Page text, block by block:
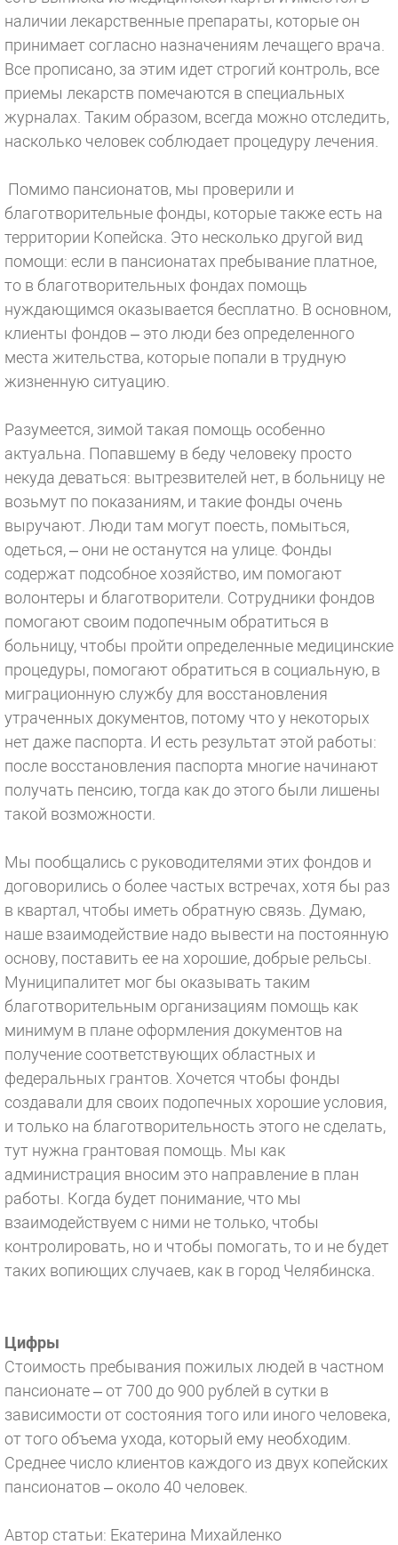
наличии лекарственные препараты, которые он
принимает согласно назначениям лечащего врача.
Все прописано, за этим идет строгий контроль, все
приемы лекарств помечаются в специальных
журналах. Таким образом, всегда можно отследить,
насколько человек соблюдает процедуру лечения.
Помимо пансионатов, мы проверили и
благотворительные фонды, которые также есть на
территории Копейска. Это несколько другой вид
помощи: если в пансионатах пребывание платное,
то в благотворительных фондах помощь
нуждающимся оказывается бесплатно. В основном,
клиенты фондов – это люди без определенного
места жительства, которые попали в трудную
жизненную ситуацию.
Разумеется, зимой такая помощь особенно
актуальна. Попавшему в беду человеку просто
некуда деваться: вытрезвителей нет, в больницу не
возьмут по показаниям, и такие фонды очень
выручают. Люди там могут поесть, помыться,
одеться, – они не останутся на улице. Фонды
содержат подсобное хозяйство, им помогают
волонтеры и благотворители. Сотрудники фондов
помогают своим подопечным обратиться в
больницу, чтобы пройти определенные медицинские
процедуры, помогают обратиться в социальную, в
миграционную службу для восстановления
утраченных документов, потому что у некоторых
нет даже паспорта. И есть результат этой работы:
после восстановления паспорта многие начинают
получать пенсию, тогда как до этого были лишены
такой возможности.
Мы пообщались с руководителями этих фондов и
договорились о более частых встречах, хотя бы раз
в квартал, чтобы иметь обратную связь. Думаю,
наше взаимодействие надо вывести на постоянную
основу, поставить ее на хорошие, добрые рельсы.
Муниципалитет мог бы оказывать таким
благотворительным организациям помощь как
минимум в плане оформления документов на
получение соответствующих областных и
федеральных грантов. Хочется чтобы фонды
создавали для своих подопечных хорошие условия,
и только на благотворительность этого не сделать,
тут нужна грантовая помощь. Мы как
администрация вносим это направление в план
работы. Когда будет понимание, что мы
взаимодействуем с ними не только, чтобы
контролировать, но и чтобы помогать, то и не будет
таких вопиющих случаев, как в город Челябинска.
Цифры
Стоимость пребывания пожилых людей в частном
пансионате – от 700 до 900 рублей в сутки в
зависимости от состояния того или иного человека,
от того объема ухода, который ему необходим.
Среднее число клиентов каждого из двух копейских
пансионатов – около 40 человек.
Автор статьи: Екатерина Михайленко